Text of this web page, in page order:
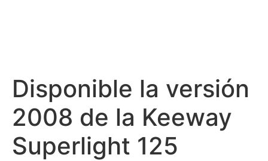
Disponible la versión
2008 de la Keeway
Superlight 125